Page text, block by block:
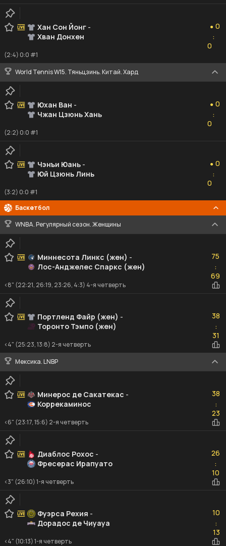
Хан Сон Йонг -
Хван Донхен
● 0
:
0
(2:4) 0:0 #1
World Tennis W15. Тяньцзинь. Китай. Хард
Юхан Ван -
Чжан Цзюнь Хань
● 0
:
0
(2:2) 0:0 #1
Чэнъи Юань -
Юй Цзюнь Линь
● 0
:
0
(3:2) 0:0 #1
Баскетбол
WNBA. Регулярный сезон. Женщины
Миннесота Линкс (жен) -
Лос-Анджелес Спаркс (жен)
75
:69
69
<8" (22:21, 26:19, 23:26, 4:3) 4-я четверть
Портленд Файр (жен) -
Торонто Тэмпо (жен)
38
:31
31
<4" (25:23, 13:8) 2-я четверть
Мексика. LNBP
Минерос де Сакатекас -
Коррекаминос
38
:23
23
<6" (23:17, 15:6) 2-я четверть
Диаблос Рохос -
Фресерас Ирапуато
26
:10
10
<3" (26:10) 1-я четверть
Фуэрса Рехия -
Дорадос де Чиуауа
10
:13
13
<4" (10:13) 1-я четверть